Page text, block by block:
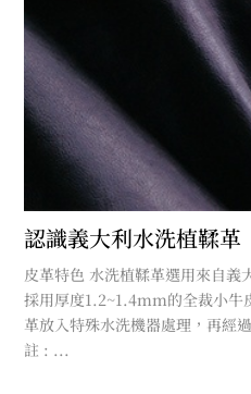
認識義大利水洗植鞣革
皮革特色 水洗植鞣革選用來自義
採用厚度1.2~1.4mm的全裁小牛
革放入特殊水洗機器處理，再經
註 : ...